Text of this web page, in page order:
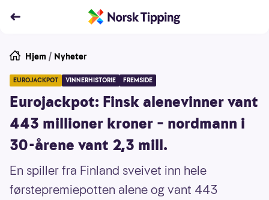
Hjem / Nyheter
EUROJACKPOT VINNERHISTORIE FREMSIDE
Eurojackpot: Finsk alenevinner vant
443 millioner kroner – nordmann i
30-årene vant 2,3 mill.
En spiller fra Finland sveivet inn hele
førstepremiepotten alene og vant 443